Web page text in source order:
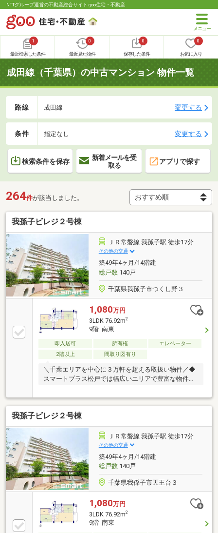
NTTグループ運営の不動産総合サイト goo住宅・不動産
1
最近検索した条件
0
最近見た物件
0
保存した条件
0
お気に入り
成田線（千葉県）の中古マンション 物件一覧
路線 成田線 変更する
条件 指定なし 変更する
検索条件を保存
新着メールを受
取る
アプリで探す
264件が該当しました。
我孫子ビレジ２号棟
ＪＲ常磐線 我孫子駅 徒歩17分
その他の交通
築49年4ヶ月/14階建
総戸数140戸
千葉県我孫子市つくし野３
1,080万円
3LDK 76.92m2
9階 南東
即入居可 所有権
エレベーター
2階以上
間取り図有り
＼千葉エリアを中心に３万軒を超える取扱い物件／◆
スマートプラス松戸では幅広いエリアで豊富な物件を
ご紹介可能♪◆お客様のご希望に沿うお住まいも弊社
ならきっと見つかります！＼住宅ローンならお任せく
ださい！最適な金融機関をご紹介いたします♪／◆借
入がある・転職したて・過去に金融事故があった・他
社様でダメだった・・・◆スマートプラス松戸にぜひ
一度ご相談ください！通過実績多数ございます♪＼お
客様のご都合に合わせてご見学可能！送り迎えもご相
談ください♪／◆当日はもちろん、お仕事終わりの夜
間やスキマ時間など短時間でもご案内可能♪◆ご自宅
や最寄り駅などへのご送迎もお任せください！
我孫子ビレジ２号棟
ＪＲ常磐線 我孫子駅 徒歩17分
その他の交通
築49年4ヶ月/14階建
総戸数140戸
千葉県我孫子市天王台３
1,080万円
3LDK 76.92m2
9階 南東